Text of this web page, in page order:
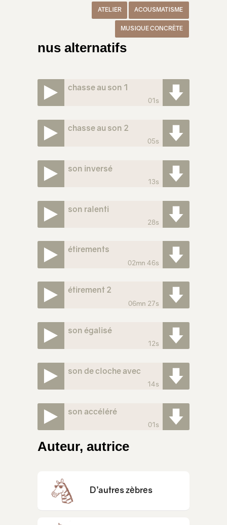
ACOUSMATISME
ATELIER
MUSIQUE CONCRÈTE
nus alternatifs
chasse au son 1
01s
chasse au son 2
05s
son inversé
13s
son ralenti
28s
étirements
02mn 46s
étirement 2
06mn 27s
son égalisé
12s
son de cloche avec
14s
son accéléré
01s
Auteur, autrice
D’autres zèbres